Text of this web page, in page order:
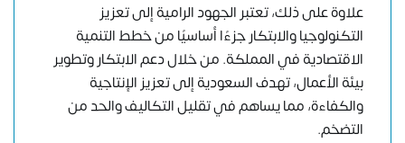
علاوة على ذلك، تعتبر الجهود الرامية إلى تعزيز
التكنولوجيا والابتكار جزءًا أساسيًا من خطط التنمية
الاقتصادية في المملكة. من خلال دعم الابتكار وتطوير
بيئة الأعمال، تهدف السعودية إلى تعزيز الإنتاجية
والكفاءة، مما يساهم في تقليل التكاليف والحد من
التضخم.